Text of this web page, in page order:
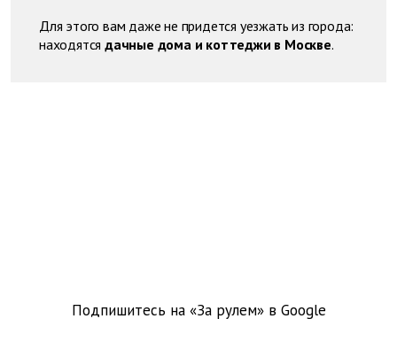
Для этого вам даже не придется уезжать из города:
находятся дачные дома и коттеджи в Москве.
Подпишитесь на «За рулем» в Google